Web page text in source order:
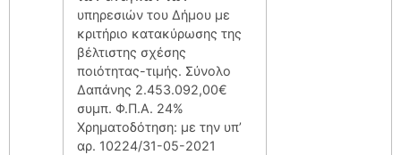
υπηρεσιών του Δήμου με
κριτήριο κατακύρωσης της
βέλτιστης σχέσης
ποιότητας-τιμής. Σύνολο
Δαπάνης 2.453.092,00€
συμπ. Φ.Π.Α. 24%
Χρηματοδότηση: με την υπ’
αρ. 10224/31-05-2021